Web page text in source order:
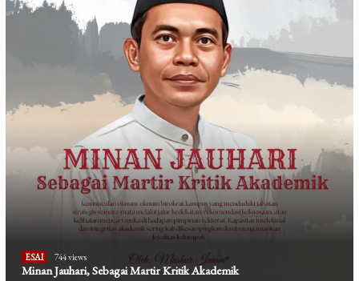
ESAI 744 views
Minan Jauhari, Sebagai Martir Kritik Akademik